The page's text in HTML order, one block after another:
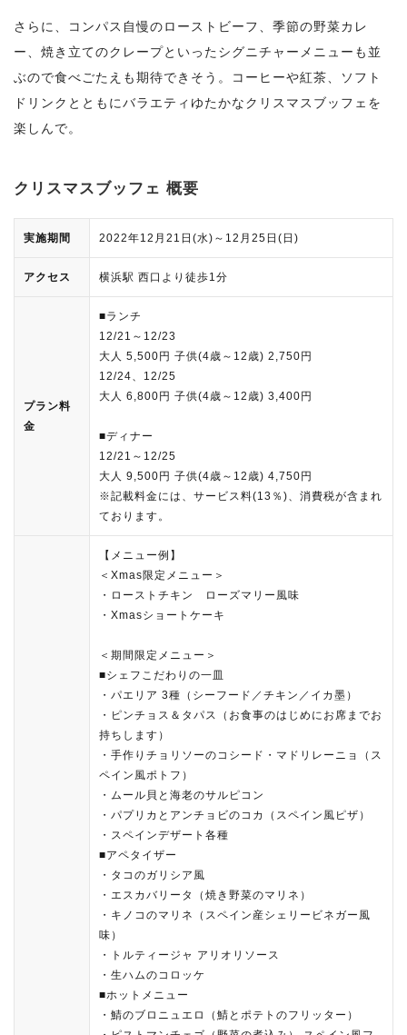
さらに、コンパス自慢のローストビーフ、季節の野菜カレ
ー、焼き立てのクレープといったシグニチャーメニューも並
ぶので食べごたえも期待できそう。コーヒーや紅茶、ソフト
ドリンクとともにバラエティゆたかなクリスマスブッフェを
楽しんで。
クリスマスブッフェ 概要
実施期間 2022年12月21日(水)～12月25日(日)
アクセス 横浜駅 西口より徒歩1分
プラン料
金
■ランチ
12/21～12/23
大人 5,500円 子供(4歳～12歳) 2,750円
12/24、12/25
大人 6,800円 子供(4歳～12歳) 3,400円
■ディナー
12/21～12/25
大人 9,500円 子供(4歳～12歳) 4,750円
※記載料金には、サービス料(13％)、消費税が含まれ
ております。
【メニュー例】
＜Xmas限定メニュー＞
・ローストチキン ローズマリー風味
・Xmasショートケーキ
＜期間限定メニュー＞
■シェフこだわりの一皿
・パエリア 3種（シーフード／チキン／イカ墨）
・ピンチョス＆タパス（お食事のはじめにお席までお
持ちします）
・手作りチョリソーのコシード・マドリレーニョ（ス
ペイン風ポトフ）
・ムール貝と海老のサルピコン
・パプリカとアンチョビのコカ（スペイン風ピザ）
・スペインデザート各種
■アペタイザー
・タコのガリシア風
・エスカバリータ（焼き野菜のマリネ）
・キノコのマリネ（スペイン産シェリービネガー風
味）
・トルティージャ アリオリソース
・生ハムのコロッケ
■ホットメニュー
・鯖のブロニュエロ（鯖とポテトのフリッター）